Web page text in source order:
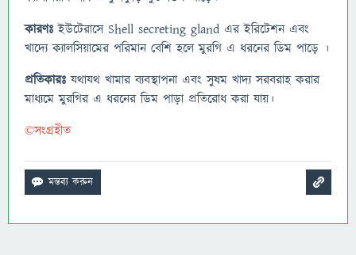
কারণঃ ইউটেরাসে Shell secreting gland এর ইরিটেশন এবং
খাদ্যে ক্যালসিয়ামের পরিমান বেশি হলে মুরগি এ ধরনের ডিম পাড়ে ।
প্রতিকারঃ যথাযথ খামার ব্যবস্থাপনা এবং সুষম খাদ্য সরবরাহ করার
মাধ্যমে মুরগির এ ধরনের ডিম পাড়া প্রতিরোধ করা যায়।
©সংগ্রহীত